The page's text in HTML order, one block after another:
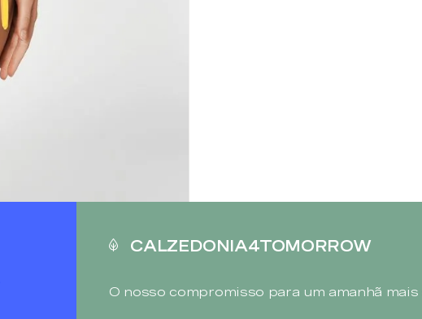
CALZEDONIA4TOMORROW
O nosso compromisso para um amanhã